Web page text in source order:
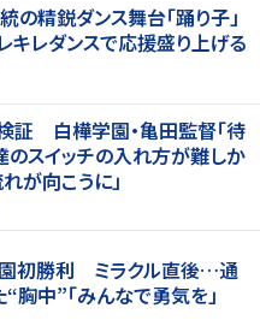
の精鋭ダンス舞台「踊り子」
レダンスで応援盛り上げる
証 白樺学園・亀田監督「待
のスイッチの入れ方が難しか
が向こうに」
初勝利 ミラクル直後…通
胸中”「みんなで勇気を」